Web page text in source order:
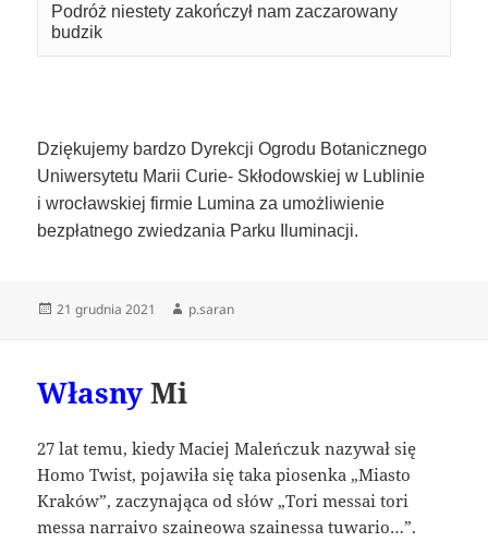
Podróż niestety zakończył nam zaczarowany
budzik
Dziękujemy bardzo Dyrekcji Ogrodu Botanicznego
Uniwersytetu Marii Curie- Skłodowskiej w Lublinie
i wrocławskiej firmie Lumina za umożliwienie
bezpłatnego zwiedzania Parku Iluminacji.
Data
21 grudnia 2021 Autor
p.saran
WłasnyMi
27 lat temu, kiedy Maciej Maleńczuk nazywał się
Homo Twist, pojawiła się taka piosenka „Miasto
Kraków”, zaczynająca od słów „Tori messai tori
messa narraivo szaineowa szainessa tuwario…”.